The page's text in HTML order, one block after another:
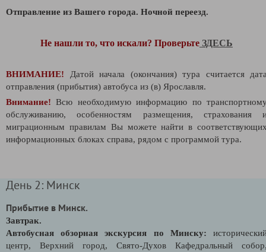
Отправление из Вашего города. Ночной переезд.
Не нашли то, что искали? Проверьте ЗДЕСЬ
ВНИМАНИЕ! Датой начала (окончания) тура считается
отправления (прибытия) автобуса из (в) Ярославля.
Внимание! Всю необходимую информацию по
обслуживанию, особенностям размещения, страхования
миграционным правилам Вы можете найти в
информационных блоках справа, рядом с программой тура.
День 2: Минск
Прибытие в Минск.
Завтрак.
Автобусная обзорная экскурсия по Минску:
центр, Верхний город, Свято-Духов Кафедральный